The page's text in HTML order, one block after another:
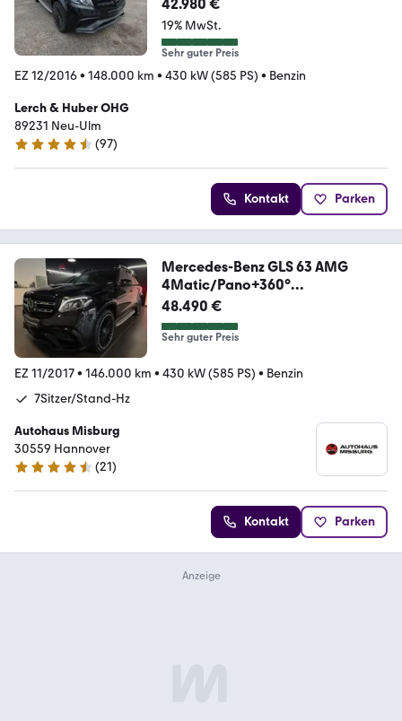
42.980 €
19% MwSt.
Sehr guter Preis
EZ 12/2016• 148.000 km • 430 kW (585 PS) • Benzin
Lerch & Huber OHG
89231 Neu-Ulm
4.3 Sterne
(97)
Kontakt Parken
Mercedes-Benz GLS 63 AMG
4Matic/Pano+360°
+Bang&Olufsen+Carbon
48.490 €
Sehr guter Preis
EZ 11/2017• 146.000 km • 430 kW (585 PS) • Benzin
7Sitzer/Stand-Hz
Autohaus Misburg
30559 Hannover
4.6 Sterne
(21)
Kontakt Parken